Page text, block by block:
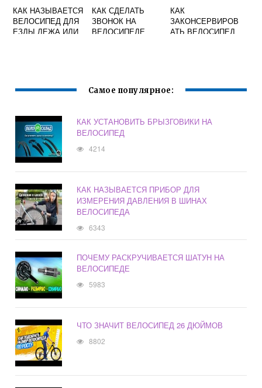
КАК НАЗЫВАЕТСЯ
ВЕЛОСИПЕД ДЛЯ
ЕЗДЫ ЛЕЖА ИЛИ
КАК СДЕЛАТЬ
ЗВОНОК НА
ВЕЛОСИПЕДЕ
КАК
ЗАКОНСЕРВИРОВ
АТЬ ВЕЛОСИПЕД
Самое популярное:
КАК УСТАНОВИТЬ БРЫЗГОВИКИ НА
ВЕЛОСИПЕД
4214
КАК НАЗЫВАЕТСЯ ПРИБОР ДЛЯ
ИЗМЕРЕНИЯ ДАВЛЕНИЯ В ШИНАХ
ВЕЛОСИПЕДА
6343
ПОЧЕМУ РАСКРУЧИВАЕТСЯ ШАТУН НА
ВЕЛОСИПЕДЕ
5983
ЧТО ЗНАЧИТ ВЕЛОСИПЕД 26 ДЮЙМОВ
8802